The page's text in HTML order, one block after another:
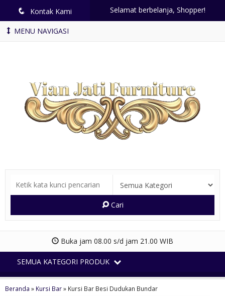
q Kontak Kami Selamat berbelanja, Shopper!
MENU NAVIGASI
Cari
Buka jam 08.00 s/d jam 21.00 WIB
SEMUA KATEGORI PRODUK
Beranda » Kursi Bar» Kursi Bar Besi Dudukan Bundar